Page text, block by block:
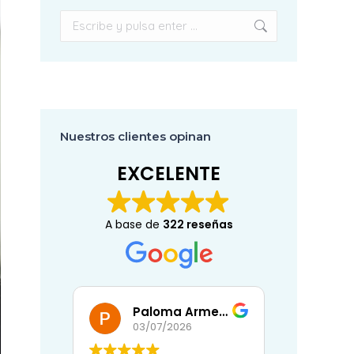
Nuestros clientes opinan
EXCELENTE
A base de 322 reseñas
Eli
02/07/2026